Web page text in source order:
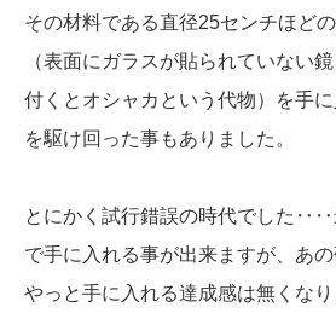
その材料である直径25センチほど
（表面にガラスが貼られていない
付くとオシャカという代物）を手
を駆け回った事もありました。
とにかく試行錯誤の時代でした‥‥
で手に入れる事が出来ますが、あの
やっと手に入れる達成感は無くなり